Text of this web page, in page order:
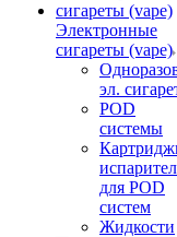
Электронные
сигареты (vape)
эл.
POD
системы
для POD
систем
Жидкости